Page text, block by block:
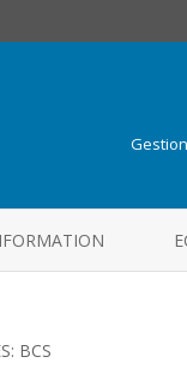
BCS